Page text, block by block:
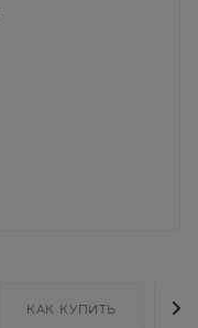
КАК КУПИТЬ